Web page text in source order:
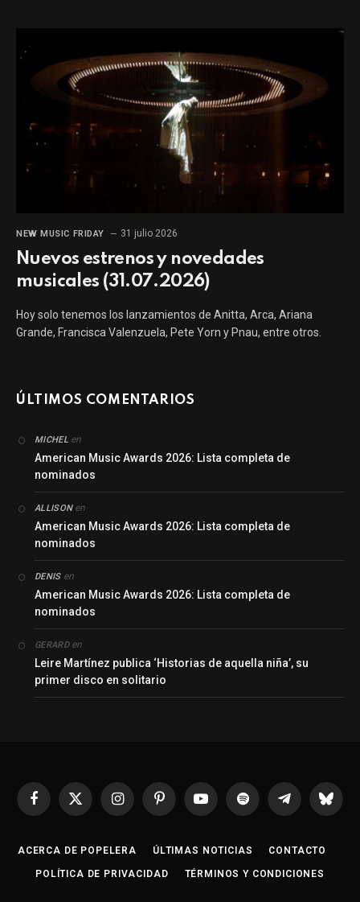
NEW MUSIC FRIDAY 31 julio 2026
Nuevos estrenos y novedades
musicales (31.07.2026)
Hoy solo tenemos los lanzamientos de Anitta, Arca, Ariana
Grande, Francisca Valenzuela, Pete Yorn y Pnau, entre otros.
ÚLTIMOS COMENTARIOS
MICHELen
American Music Awards 2026: Lista completa de
nominados
ALLISONen
American Music Awards 2026: Lista completa de
nominados
DENISen
American Music Awards 2026: Lista completa de
nominados
GERARDen
Leire Martínez publica ‘Historias de aquella niña’, su
primer disco en solitario
Facebook
X
InstagramPinterestYouTubeSpotify Telegrama
ACERCA DE POPELERA ÚLTIMAS NOTICIAS CONTACTO
POLÍTICA DE PRIVACIDAD TÉRMINOS Y CONDICIONES